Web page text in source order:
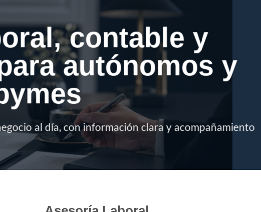
contable y
autónomos y
al día, con información clara y acompañamiento